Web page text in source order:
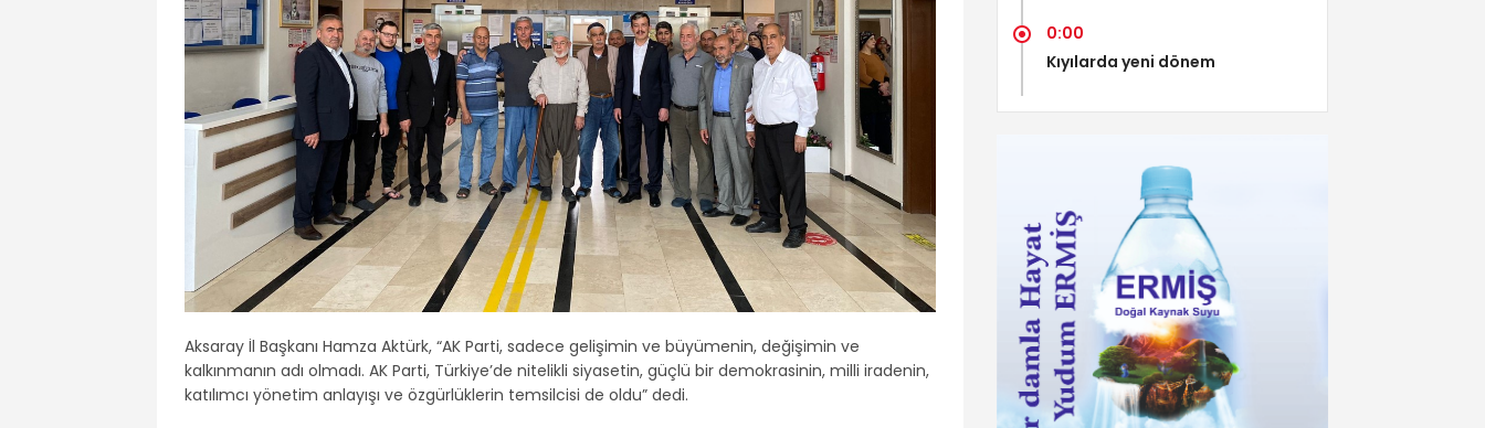
Aksaray İl Başkanı Hamza Aktürk, “AK Parti, sadece gelişimin ve büyümenin, değişimin ve
kalkınmanın adı olmadı. AK Parti, Türkiye’de nitelikli siyasetin, güçlü bir demokrasinin, milli iradenin,
katılımcı yönetim anlayışı ve özgürlüklerin temsilcisi de oldu” dedi.
0:00
Kıyılarda yeni dönem